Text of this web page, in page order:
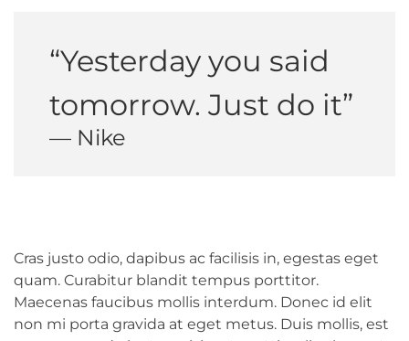
“Yesterday you said
tomorrow. Just do it”
— Nike
Cras justo odio, dapibus ac facilisis in, egestas eget
quam. Curabitur blandit tempus porttitor.
Maecenas faucibus mollis interdum. Donec id elit
non mi porta gravida at eget metus. Duis mollis, est